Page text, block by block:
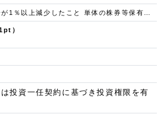
）
投資一任契約に基づき投資権限を有